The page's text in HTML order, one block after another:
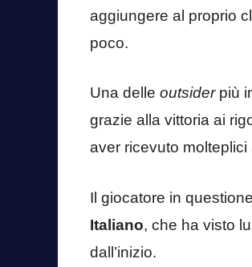
aggiungere al proprio
poco.
Una delle outsider più
grazie alla vittoria ai
aver ricevuto
Il giocatore in
Italiano, che ha visto
dall’inizio.